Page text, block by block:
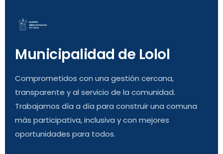
Municipalidad de Lolol
Comprometidos con una gestión cercana,
transparente y al servicio de la comunidad.
Trabajamos día a día para construir una comuna
más participativa, inclusiva y con mejores
oportunidades para todos.